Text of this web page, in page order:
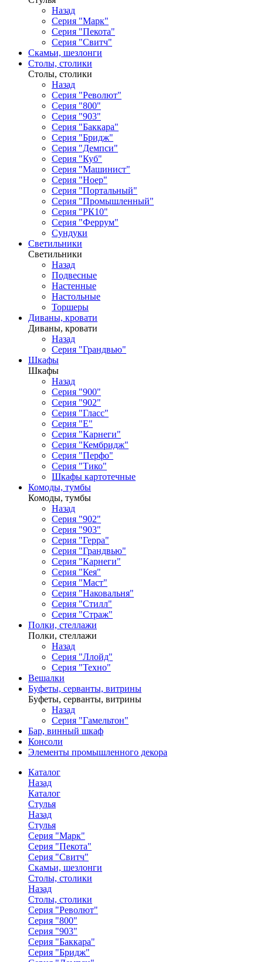
Назад
Серия "Марк"
Серия "Пекота"
Серия "Свитч"
Скамьи, шезлонги
Столы, столики
Столы, столики
Назад
Серия "Револют"
Серия "800"
Серия "903"
Серия "Баккара"
Серия "Бридж"
Серия "Демпси"
Серия "Куб"
Серия "Машинист"
Серия "Ноер"
Серия "Портальный"
Серия "Промышленный"
Серия "РК10"
Серия "Феррум"
Сундуки
Светильники
Светильники
Назад
Подвесные
Настенные
Настольные
Торшеры
Диваны, кровати
Диваны, кровати
Назад
Серия "Грандвью"
Шкафы
Шкафы
Назад
Серия "900"
Серия "902"
Серия "Гласс"
Серия "Е"
Серия "Карнеги"
Серия "Кембридж"
Серия "Перфо"
Серия "Тико"
Шкафы картотечные
Комоды, тумбы
Комоды, тумбы
Назад
Серия "902"
Серия "903"
Серия "Герра"
Серия "Грандвью"
Серия "Карнеги"
Серия "Кея"
Серия "Маст"
Серия "Наковальня"
Серия "Стилл"
Серия "Страж"
Полки, стеллажи
Полки, стеллажи
Назад
Серия "Ллойд"
Серия "Техно"
Вешалки
Буфеты, серванты, витрины
Буфеты, серванты, витрины
Назад
Серия "Гамельтон"
Бар, винный шкаф
Консоли
Элементы промышленного декора
Каталог
Назад
Каталог
Стулья
Назад
Стулья
Серия "Марк"
Серия "Пекота"
Серия "Свитч"
Скамьи, шезлонги
Столы, столики
Назад
Столы, столики
Серия "Револют"
Серия "800"
Серия "903"
Серия "Баккара"
Серия "Бридж"